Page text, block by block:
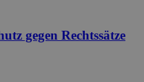
gegen Rechtssätze